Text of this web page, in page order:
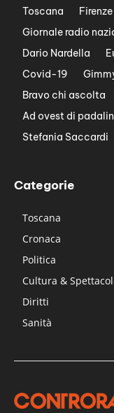
Toscana Firenze
Giornale radio
Dario Nardella
Covid-19
Bravo chi ascolta
Ad ovest di
Stefania Saccardi
Categorie
Toscana
Cronaca
Politica
Cultura &
Diritti
Sanità